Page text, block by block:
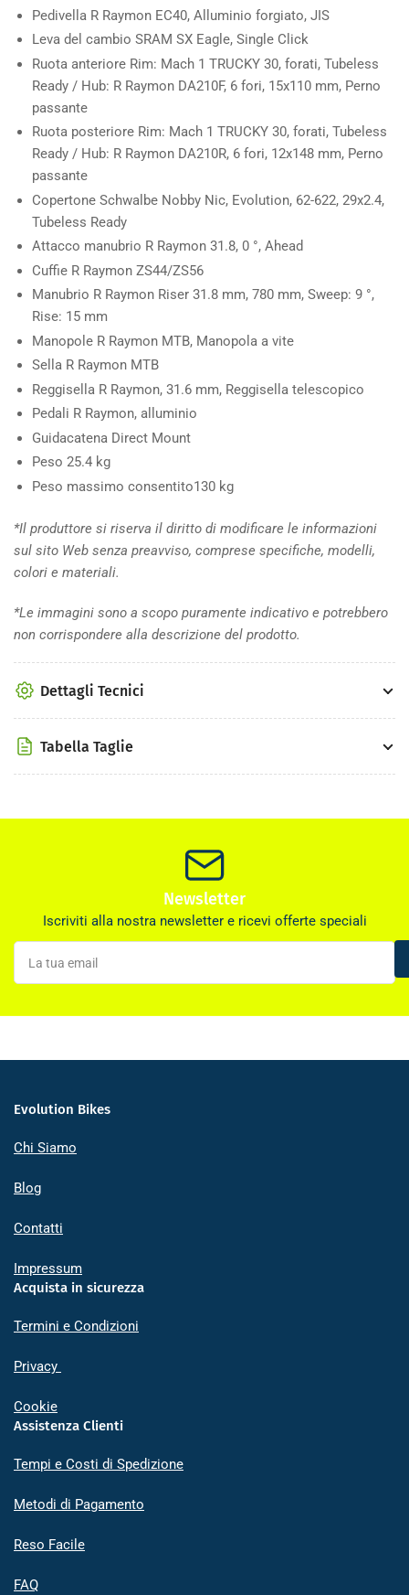
Pedivella R Raymon EC40, Alluminio forgiato, JIS
Leva del cambio SRAM SX Eagle, Single Click
Ruota anteriore Rim: Mach 1 TRUCKY 30, forati, Tubeless
Ready / Hub: R Raymon DA210F, 6 fori, 15x110 mm, Perno
passante
Ruota posteriore Rim: Mach 1 TRUCKY 30, forati, Tubeless
Ready / Hub: R Raymon DA210R, 6 fori, 12x148 mm, Perno
passante
Copertone Schwalbe Nobby Nic, Evolution, 62-622, 29x2.4,
Tubeless Ready
Attacco manubrio R Raymon 31.8, 0 °, Ahead
Cuffie R Raymon ZS44/ZS56
Manubrio R Raymon Riser 31.8 mm, 780 mm, Sweep: 9 °,
Rise: 15 mm
Manopole R Raymon MTB, Manopola a vite
Sella R Raymon MTB
Reggisella R Raymon, 31.6 mm, Reggisella telescopico
Pedali R Raymon, alluminio
Guidacatena Direct Mount
Peso 25.4 kg
Peso massimo consentito130 kg
*Il produttore si riserva il diritto di modificare le informazioni
sul sito Web senza preavviso, comprese specifiche, modelli,
colori e materiali.
*Le immagini sono a scopo puramente indicativo e potrebbero
non corrispondere alla descrizione del prodotto.
Dettagli Tecnici
Tabella Taglie
Newsletter
Iscriviti alla nostra newsletter e ricevi offerte speciali
La
tua
email
Evolution Bikes
Chi Siamo
Blog
Contatti
Impressum
Acquista in sicurezza
Termini e Condizioni
Privacy
Cookie
Assistenza Clienti
Tempi e Costi di Spedizione
Metodi di Pagamento
Reso Facile
FAQ